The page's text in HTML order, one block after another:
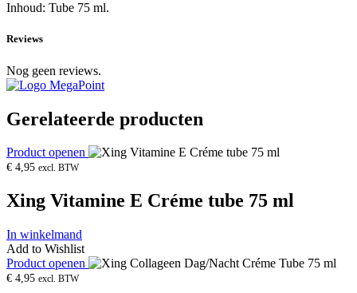
Inhoud: Tube 75 ml.
Reviews
Nog geen reviews.
Gerelateerde producten
Product openen
€ 4,95 excl. BTW
Xing Vitamine E Créme tube 75 ml
In winkelmand
Add to Wishlist
Product openen
€ 4,95 excl. BTW